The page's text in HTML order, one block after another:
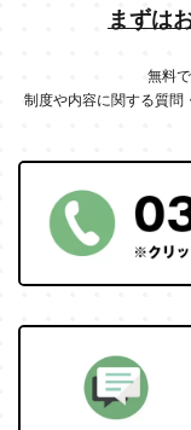
まずは
無料
制度や内容に関する質問